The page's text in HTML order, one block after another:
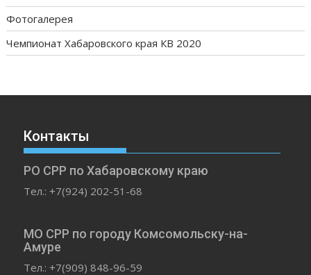
Фотогалерея
Чемпионат Хабаровского края КВ 2020
Контакты
РО СРР по Хабаровскому краю
Тел.: +7(924) 202-51-68
МО СРР по городу Комсомольску-на-
Амуре
Тел.: +7(909) 848-96-59